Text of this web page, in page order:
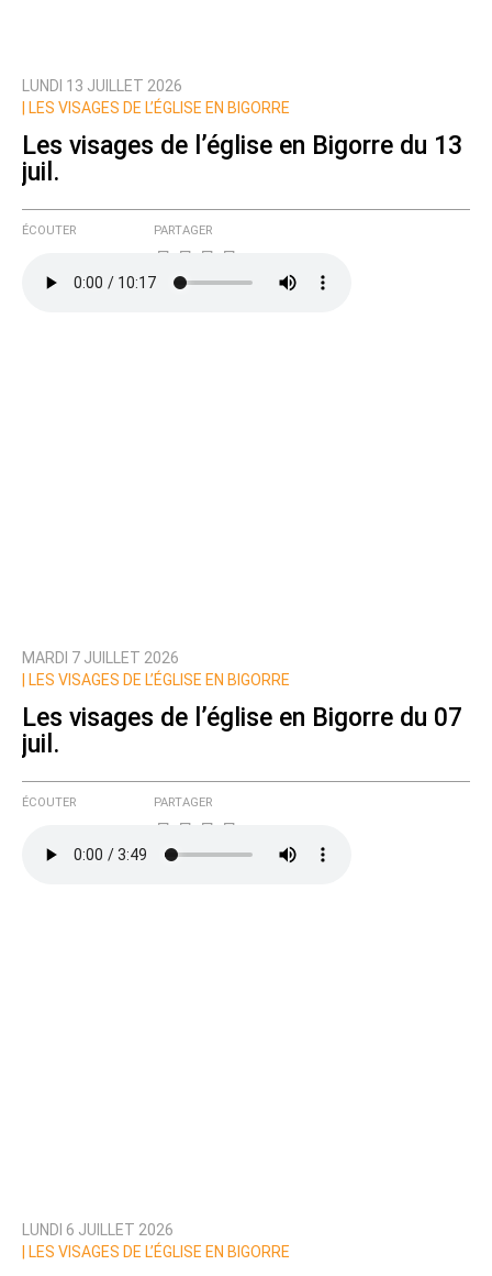
LUNDI 13 JUILLET 2026
LES VISAGES DE L’ÉGLISE EN BIGORRE
Les visages de l’église en Bigorre du 13
juil.
ÉCOUTER PARTAGER
MARDI 7 JUILLET 2026
LES VISAGES DE L’ÉGLISE EN BIGORRE
Les visages de l’église en Bigorre du 07
juil.
ÉCOUTER PARTAGER
LUNDI 6 JUILLET 2026
LES VISAGES DE L’ÉGLISE EN BIGORRE